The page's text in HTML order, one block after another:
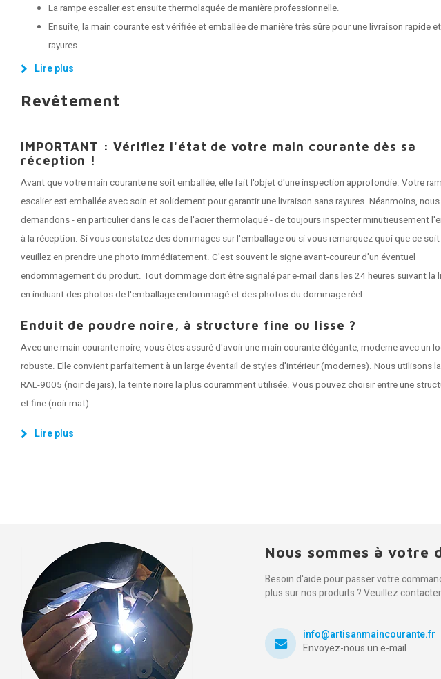
La rampe escalier est ensuite thermolaquée de manière professionnelle.
Ensuite, la main courante est vérifiée et emballée de manière très sûre pour une livraison rapide
rayures.
Lire plus
Revêtement
IMPORTANT : Vérifiez l'état de votre main courante dès sa
réception !
Avant que votre main courante ne soit emballée, elle fait l'objet d'une inspection approfondie. Votre
escalier est emballée avec soin et solidement pour garantir une livraison sans rayures. Néanmoins,
demandons - en particulier dans le cas de l'acier thermolaqué - de toujours inspecter minutieusement
à la réception. Si vous constatez des dommages sur l'emballage ou si vous remarquez quoi que ce
veuillez en prendre une photo immédiatement. C'est souvent le signe avant-coureur d'un éventuel
endommagement du produit. Tout dommage doit être signalé par e-mail dans les 24 heures suivant la
en incluant des photos de l'emballage endommagé et des photos du dommage réel.
Enduit de poudre noire, à structure fine ou lisse ?
Avec une main courante noire, vous êtes assuré d'avoir une main courante élégante, moderne avec un
robuste. Elle convient parfaitement à un large éventail de styles d'intérieur (modernes). Nous utilisons
RAL-9005 (noir de jais), la teinte noire la plus couramment utilisée. Vous pouvez choisir entre une
et fine (noir mat).
Lire plus
Nous sommes à votre
Besoin d'aide pour passer votre
plus sur nos produits ? Veuillez
info@artisanmaincourante.fr
Envoyez-nous un e-mail